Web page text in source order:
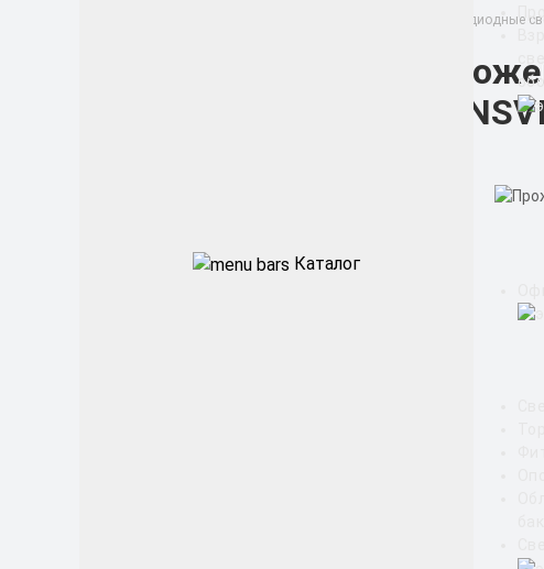
Каталог
Промышленные светодиодные